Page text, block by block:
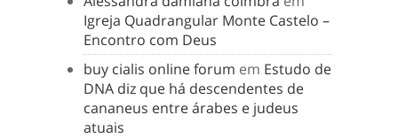
Igreja Quadrangular Monte Castelo –
Encontro com Deus
buy cialis online forum em Estudo de
DNA diz que há descendentes de
cananeus entre árabes e judeus
atuais